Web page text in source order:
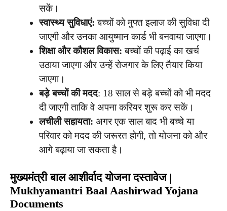
सकें।
स्वास्थ्य सुविधाएं:बच्चों को मुफ्त इलाज की सुविधा दी
जाएगी और उनका आयुष्मान कार्ड भी बनवाया जाएगा।
शिक्षा और कौशल विकास:बच्चों की पढ़ाई का खर्च
उठाया जाएगा और उन्हें रोजगार के लिए तैयार किया
जाएगा।
बड़े बच्चों की मदद: 18 साल से बड़े बच्चों को भी मदद
दी जाएगी ताकि वे अपना करियर शुरू कर सकें।
लचीली सहायता: अगर एक साल बाद भी बच्चे या
परिवार को मदद की जरूरत होगी, तो योजना को और
आगे बढ़ाया जा सकता है।
मुख्यमंत्री बाल आशीर्वाद योजना दस्तावेज |
Mukhyamantri Baal Aashirwad Yojana
Documents